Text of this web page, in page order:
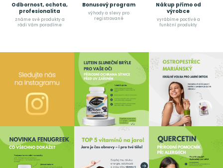
Odbornost, ochota,
profesionalita
známe své produkty a
rádi Vám poradíme
Bonusový program
výhody a slevy pro
registrované
Nákup přímo od
výrobce
vyrábíme poctívé a
funkční produkty